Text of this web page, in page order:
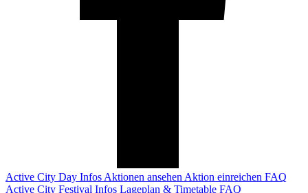
Active City Day Infos Aktionen ansehen Aktion einreichen FAQ
Active City Festival Infos Lageplan & Timetable FAQ